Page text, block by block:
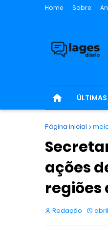
Home Sobre
ÚLTIMAS
Página inicial
ações
regiões
Redação